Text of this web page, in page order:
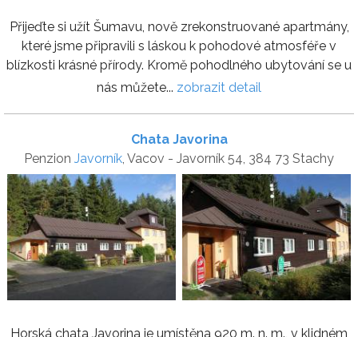
Přijeďte si užít Šumavu, nově zrekonstruované apartmány,
které jsme připravili s láskou k pohodové atmosféře v
blízkosti krásné přírody. Kromě pohodlného ubytování se u
nás můžete... zobrazit detail
Chata Javorina
Penzion Javorník, Vacov - Javorník 54, 384 73 Stachy
Horská chata Javorina je umístěna 920 m. n. m., v klidném